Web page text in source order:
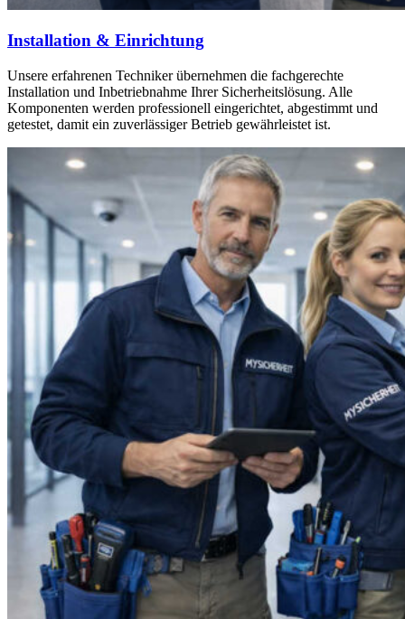
Installation & Einrichtung
Unsere erfahrenen Techniker übernehmen die fachgerechte
Installation und Inbetriebnahme Ihrer Sicherheitslösung. Alle
Komponenten werden professionell eingerichtet, abgestimmt und
getestet, damit ein zuverlässiger Betrieb gewährleistet ist.